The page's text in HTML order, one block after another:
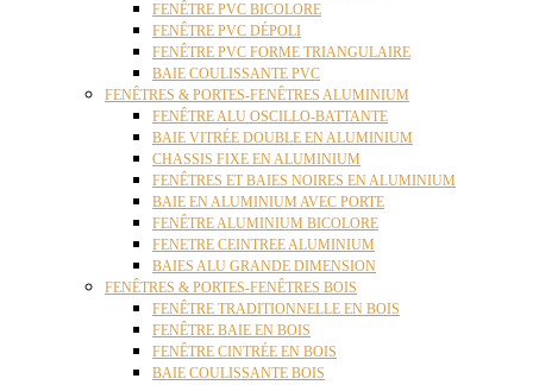
FENÊTRE PVC BICOLORE
FENÊTRE PVC DÉPOLI
FENÊTRE PVC FORME TRIANGULAIRE
BAIE COULISSANTE PVC
FENÊTRES & PORTES-FENÊTRES ALUMINIUM
FENÊTRE ALU OSCILLO-BATTANTE
BAIE VITRÉE DOUBLE EN ALUMINIUM
CHASSIS FIXE EN ALUMINIUM
FENÊTRES ET BAIES NOIRES EN ALUMINIUM
BAIE EN ALUMINIUM AVEC PORTE
FENÊTRE ALUMINIUM BICOLORE
FENETRE CEINTREE ALUMINIUM
BAIES ALU GRANDE DIMENSION
FENÊTRES & PORTES-FENÊTRES BOIS
FENÊTRE TRADITIONNELLE EN BOIS
FENÊTRE BAIE EN BOIS
FENÊTRE CINTRÉE EN BOIS
BAIE COULISSANTE BOIS